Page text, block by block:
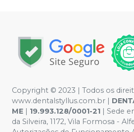
Copyright © 2023 | Todos os
www.dentalstyllus.com.br |
ME
19.993.128/0001-21 | Sede
da Silveira, 1172, Vila Formosa -